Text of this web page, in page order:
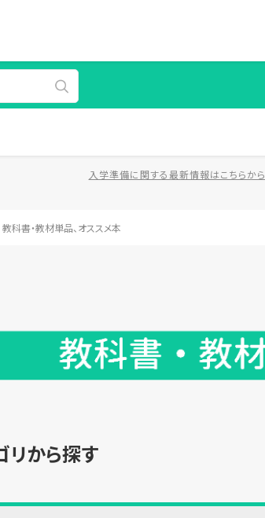
入学準備に関する最新情報はこちらから
教科書・教材単品、オススメ本
リから探す